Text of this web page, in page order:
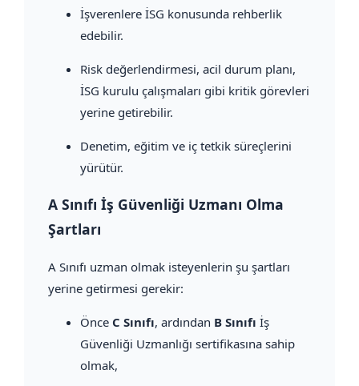
İşverenlere İSG konusunda rehberlik
edebilir.
Risk değerlendirmesi, acil durum planı,
İSG kurulu çalışmaları gibi kritik görevleri
yerine getirebilir.
Denetim, eğitim ve iç tetkik süreçlerini
yürütür.
A Sınıfı İş Güvenliği Uzmanı Olma
Şartları
A Sınıfı uzman olmak isteyenlerin şu şartları
yerine getirmesi gerekir:
Önce C Sınıfı, ardından B Sınıfı İş
Güvenliği Uzmanlığı sertifikasına sahip
olmak,